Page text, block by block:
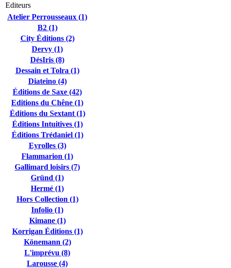
Editeurs
Atelier Perrousseaux (1)
B2 (1)
City Éditions (2)
Dervy (1)
DésIris (8)
Dessain et Tolra (1)
Diateino (4)
Éditions de Saxe (42)
Editions du Chêne (1)
Éditions du Sextant (1)
Éditions Intuitives (1)
Éditions Trédaniel (1)
Eyrolles (3)
Flammarion (1)
Gallimard loisirs (7)
Gründ (1)
Hermé (1)
Hors Collection (1)
Infolio (1)
Kimane (1)
Korrigan Éditions (1)
Könemann (2)
L'imprévu (8)
Larousse (4)